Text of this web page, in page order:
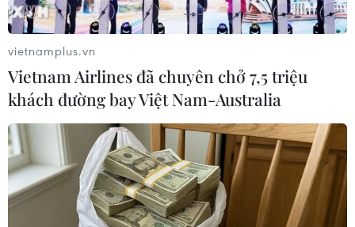
vietnamplus.vn
Vietnam Airlines đã chuyên chở 7,5 triệu
khách đường bay Việt Nam-Australia